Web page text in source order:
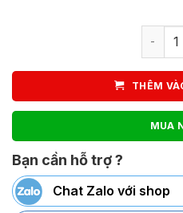
Ghế
THÊM
MUA
Bạn cần hỗ trợ ?
Chat Zalo với shop